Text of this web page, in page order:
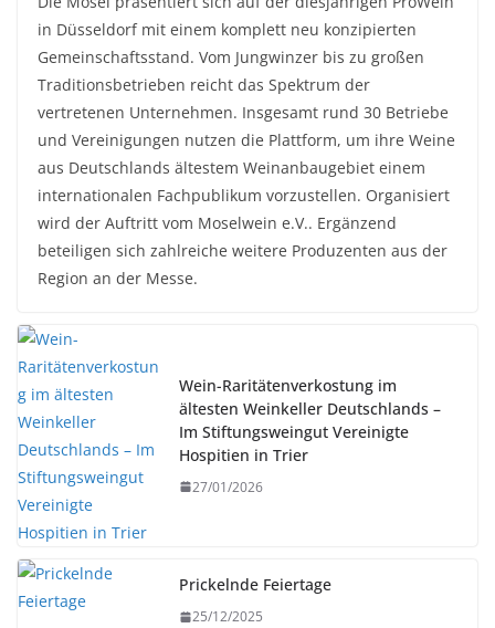
in Düsseldorf mit einem komplett neu konzipierten
Gemeinschaftsstand. Vom Jungwinzer bis zu großen
Traditionsbetrieben reicht das Spektrum der
vertretenen Unternehmen. Insgesamt rund 30 Betriebe
und Vereinigungen nutzen die Plattform, um ihre Weine
aus Deutschlands ältestem Weinanbaugebiet einem
internationalen Fachpublikum vorzustellen. Organisiert
wird der Auftritt vom Moselwein e.V.. Ergänzend
beteiligen sich zahlreiche weitere Produzenten aus der
Region an der Messe.
Wein-Raritätenverkostung im
ältesten Weinkeller Deutschlands –
Im Stiftungsweingut Vereinigte
Hospitien in Trier
27/01/2026
Prickelnde Feiertage
25/12/2025